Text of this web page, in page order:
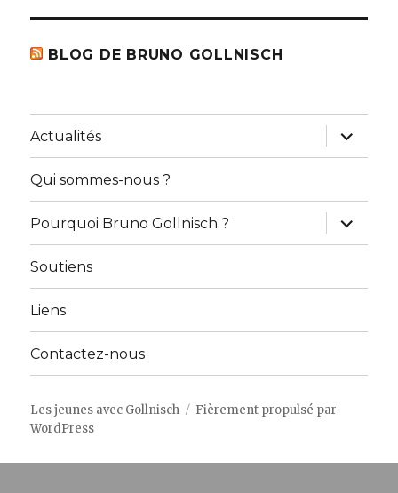
BLOG DE BRUNO GOLLNISCH
Actualités
ouvrir
le
sous-
Qui sommes-nous ?
Pourquoi Bruno Gollnisch ?
ouvrir
le
sous-
Soutiens
Liens
Contactez-nous
Les jeunes avec Gollnisch
Fièrement propulsé par
WordPress